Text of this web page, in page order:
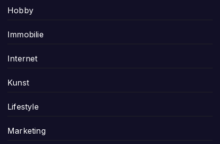
Hobby
Immobilie
Internet
Kunst
Lifestyle
Marketing